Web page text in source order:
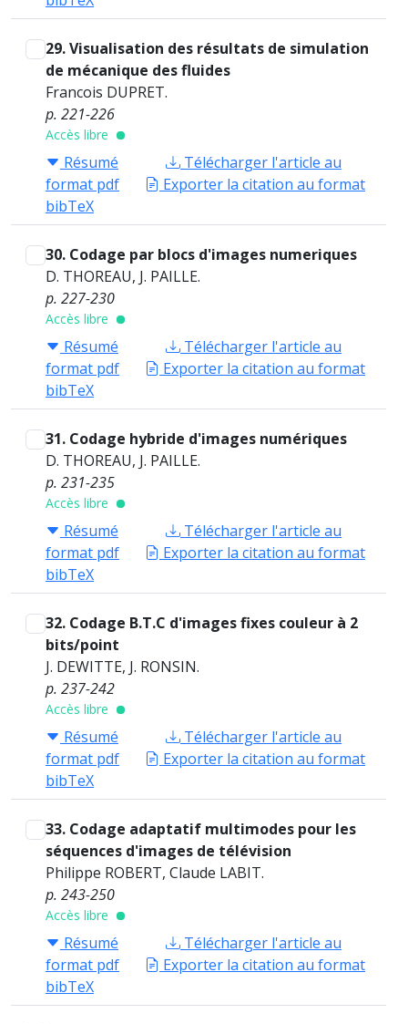
29. Visualisation des résultats de simulation
de mécanique des fluides
Francois DUPRET.
p. 221-226
Accès libre
Résumé
Télécharger l'article au
format pdf
Exporter la citation au format
bibTeX
30. Codage par blocs d'images numeriques
D. THOREAU, J. PAILLE.
p. 227-230
Accès libre
Résumé
Télécharger l'article au
format pdf
Exporter la citation au format
bibTeX
31. Codage hybride d'images numériques
D. THOREAU, J. PAILLE.
p. 231-235
Accès libre
Résumé
Télécharger l'article au
format pdf
Exporter la citation au format
bibTeX
32. Codage B.T.C d'images fixes couleur à 2
bits/point
J. DEWITTE, J. RONSIN.
p. 237-242
Accès libre
Résumé
Télécharger l'article au
format pdf
Exporter la citation au format
bibTeX
33. Codage adaptatif multimodes pour les
séquences d'images de télévision
Philippe ROBERT, Claude LABIT.
p. 243-250
Accès libre
Résumé
Télécharger l'article au
format pdf
Exporter la citation au format
bibTeX